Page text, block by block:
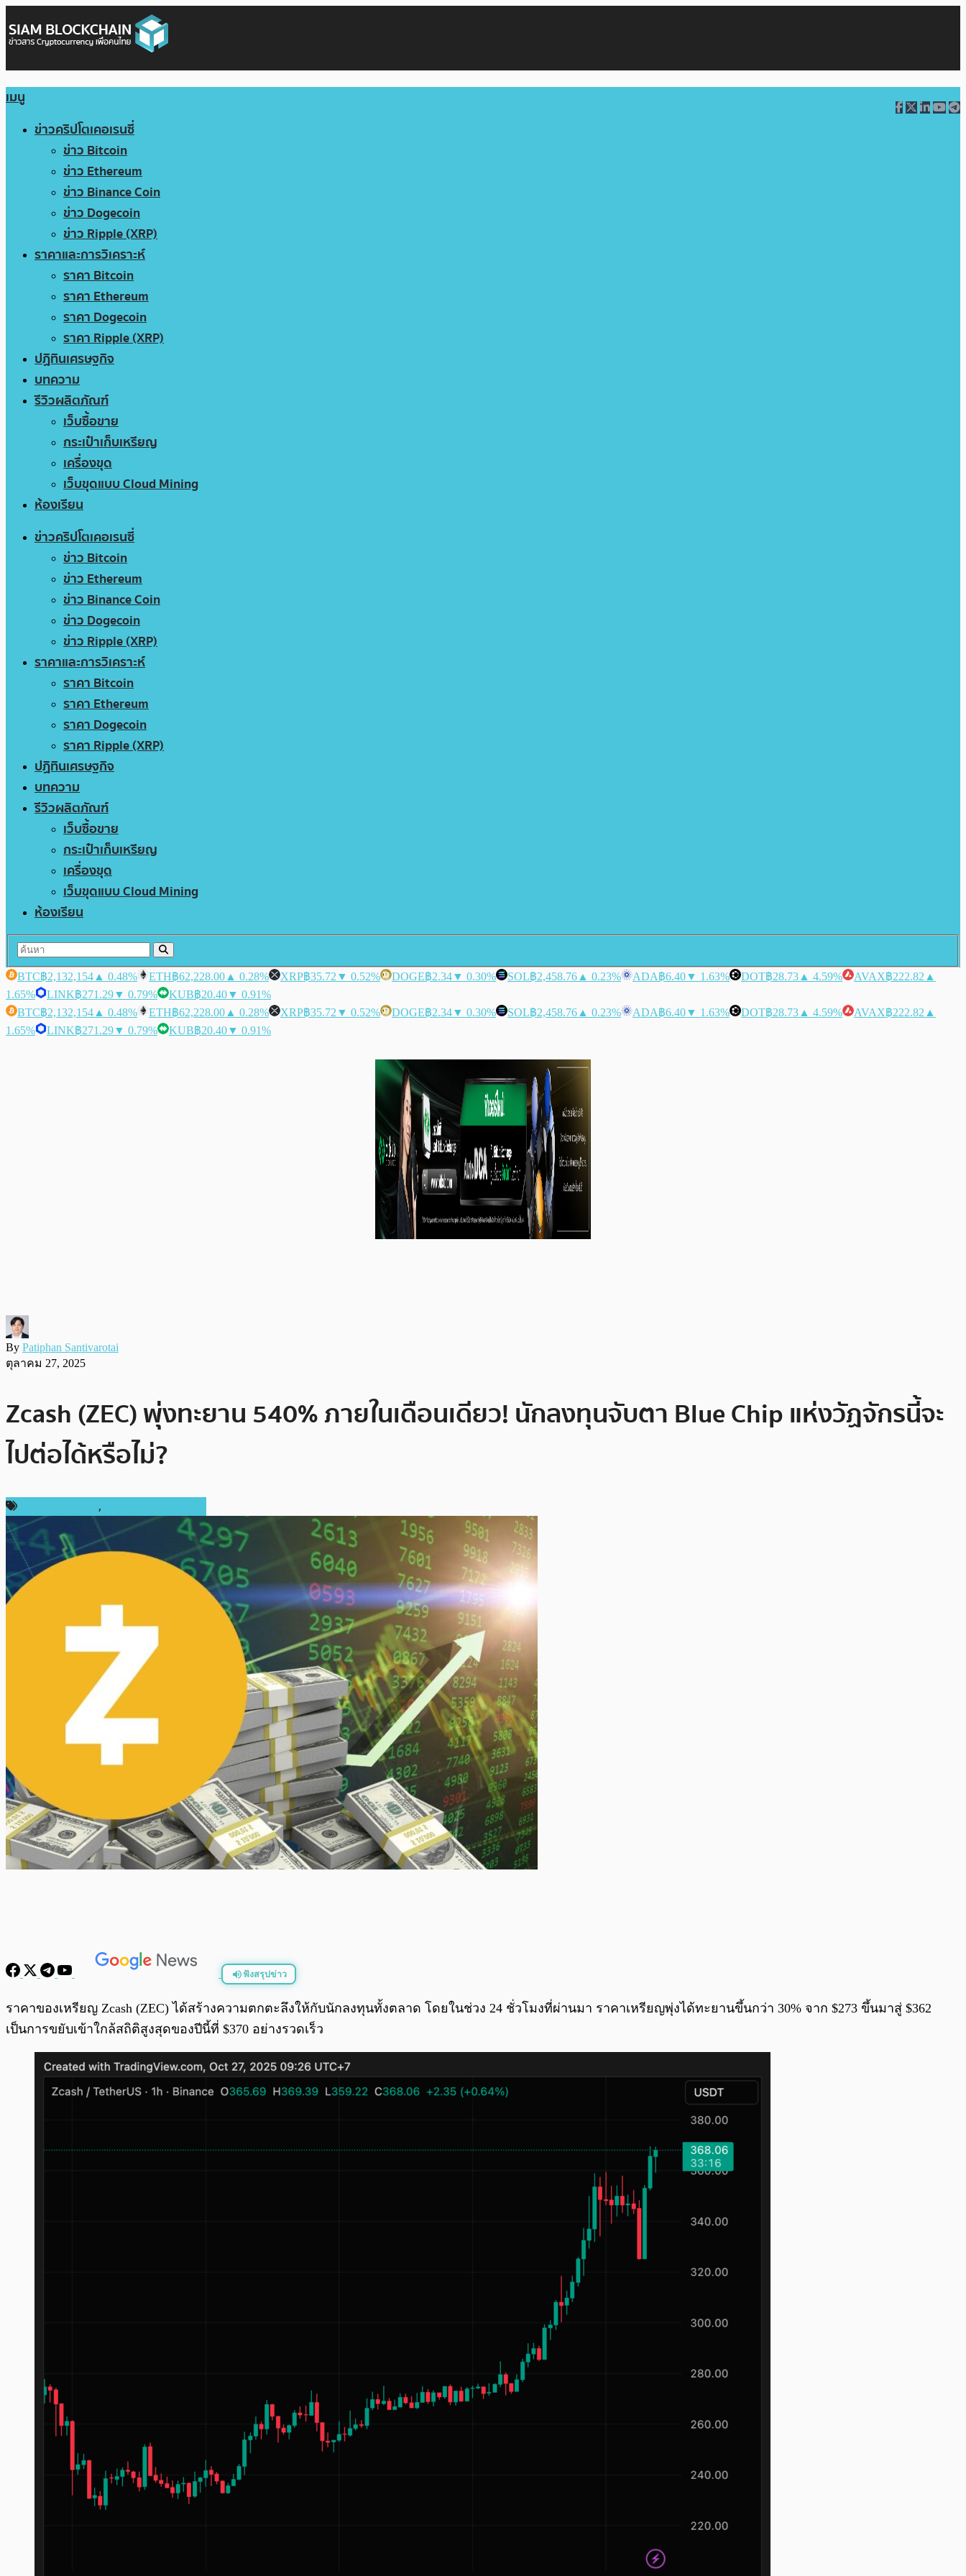
เมนู
ข่าวคริปโตเคอเรนซี่
ข่าว Bitcoin
ข่าว Ethereum
ข่าว Binance Coin
ข่าว Dogecoin
ข่าว Ripple (XRP)
ราคาและการวิเคราะห์
ราคา Bitcoin
ราคา Ethereum
ราคา Dogecoin
ราคา Ripple (XRP)
ปฏิทินเศรษฐกิจ
บทความ
รีวิวผลิตภัณฑ์
เว็บซื้อขาย
กระเป๋าเก็บเหรียญ
เครื่องขุด
เว็บขุดแบบ Cloud Mining
ห้องเรียน
ข่าวคริปโตเคอเรนซี่
ข่าว Bitcoin
ข่าว Ethereum
ข่าว Binance Coin
ข่าว Dogecoin
ข่าว Ripple (XRP)
ราคาและการวิเคราะห์
ราคา Bitcoin
ราคา Ethereum
ราคา Dogecoin
ราคา Ripple (XRP)
ปฏิทินเศรษฐกิจ
บทความ
รีวิวผลิตภัณฑ์
เว็บซื้อขาย
กระเป๋าเก็บเหรียญ
เครื่องขุด
เว็บขุดแบบ Cloud Mining
ห้องเรียน
BTC฿2,132,154 ▲ 0.48% ETH฿62,228.00 ▲ 0.28% XRP฿35.72 ▼ 0.52% DOGE฿2.34▼ 0.30% SOL฿2,458.76 ▲ 0.23% ADA฿6.40▼ 1.63% DOT฿28.73 ▲ 4.59% AVAX฿222.82 ▲
1.65%
LINK฿271.29▼ 0.79% KUB฿20.40▼ 0.91%
BTC฿2,132,154 ▲ 0.48% ETH฿62,228.00 ▲ 0.28% XRP฿35.72 ▼ 0.52% DOGE฿2.34▼ 0.30% SOL฿2,458.76 ▲ 0.23% ADA฿6.40▼ 1.63% DOT฿28.73 ▲ 4.59% AVAX฿222.82 ▲
1.65%
LINK฿271.29▼ 0.79% KUB฿20.40▼ 0.91%
By Patiphan Santivarotai
ตุลาคม 27, 2025
Zcash (ZEC) พุ่งทะยาน 540% ภายในเดือนเดียว! นักลงทุนจับตา Blue Chip แห่งวัฏจักรนี้จะ
ไปต่อได้หรือไม่?
,
ฟังสรุปข่าว
พร้อมเล่น 0:00 0:00
ราคาของเหรียญ Zcash (ZEC) ได้สร้างความตกตะลึงให้กับนักลงทุนทั้งตลาด โดยในช่วง 24 ชั่วโมงที่ผ่านมา ราคาเหรียญพุ่งได้ทะยานขึ้นกว่า 30% จาก $273 ขึ้นมาสู่ $362
เป็นการขยับเข้าใกล้สถิติสูงสุดของปีนี้ที่ $370 อย่างรวดเร็ว